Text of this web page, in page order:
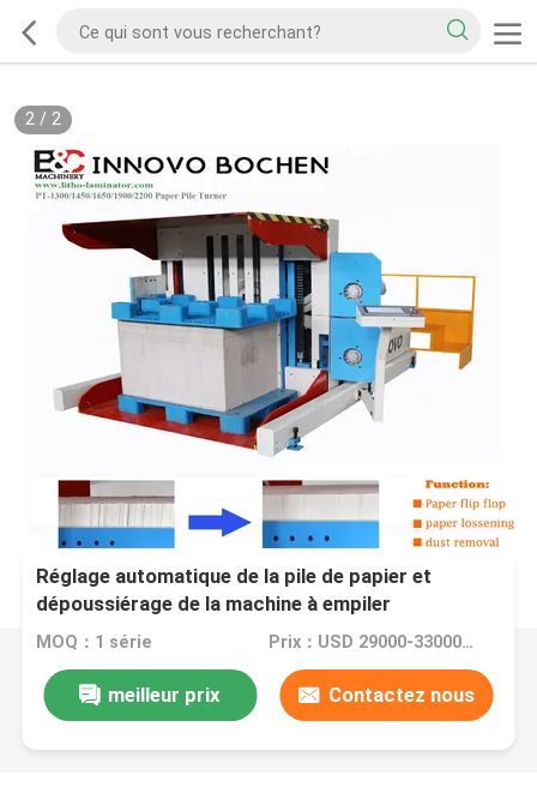
2/ 2
Réglage automatique de la pile de papier et
dépoussiérage de la machine à empiler
MOQ：1 série Prix：USD 29000-33000 Set
meilleur prix Contactez nous